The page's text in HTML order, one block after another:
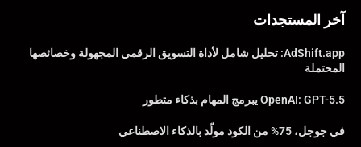
آخر المستجدات
AdShift.app: تحليل شامل لأداة التسويق الرقمي المجهولة وخصائصها
المحتملة
OpenAI: GPT-5.5 يبرمج المهام بذكاء متطور
في جوجل، 75% من الكود مولّد بالذكاء الاصطناعي